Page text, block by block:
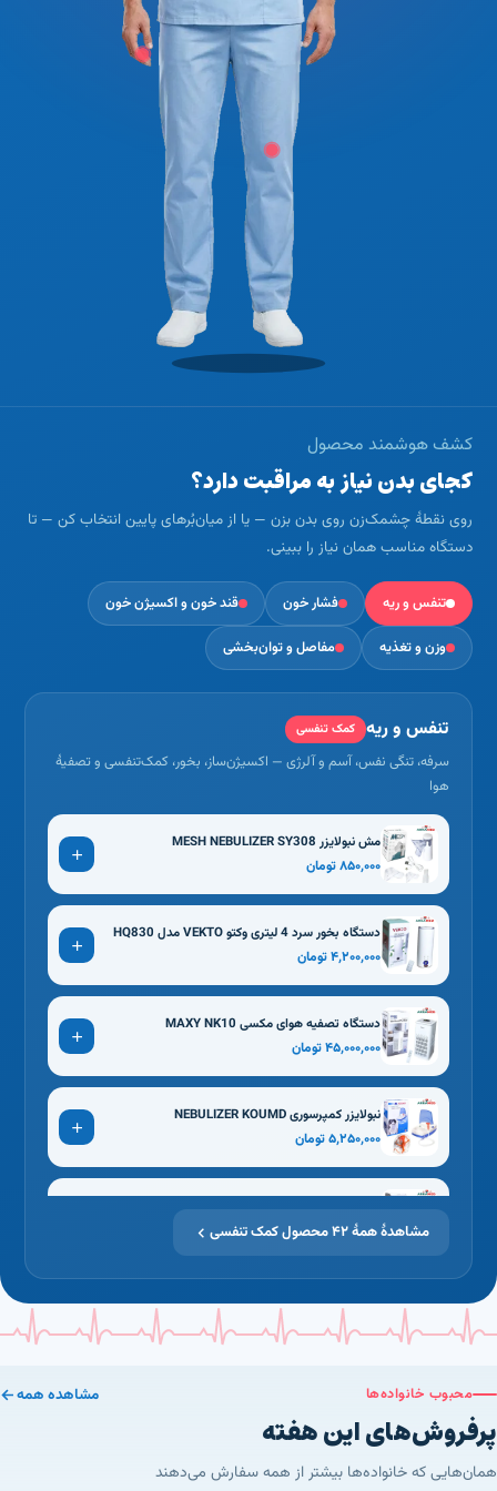
کشف هوشمند محصول
کجای بدن نیاز به مراقبت دارد؟
روی نقطهٔ چشمک‌زن روی بدن بزن — یا از میان‌بُرهای پایین انتخاب کن — تا
دستگاه مناسب همان نیاز را ببینی.
تنفس و ریه فشار خون
قند خون و اکسیژن خون
وزن و تغذیه
مفاصل و توان‌بخشی
تنفس و ریه کمک تنفسی
سرفه، تنگی نفس، آسم و آلرژی — اکسیژن‌ساز، بخور، کمک‌تنفسی و تصفیهٔ
هوا
مش نبولایزر MESH NEBULIZER SY308
۸۵۰٬۰۰۰ تومان
دستگاه بخور سرد 4 لیتری وکتو VEKTO مدل HQ830
۴٬۲۰۰٬۰۰۰ تومان
دستگاه تصفیه هوای مکسی MAXY NK10
۴۵٬۰۰۰٬۰۰۰ تومان
نبولایزر کمپرسوری NEBULIZER KOUMD
۵٬۲۵۰٬۰۰۰ تومان
دستگاه بخور سرد فرش لایف مدل H5
۵٬۲۰۰٬۰۰۰ تومان
۲٬۹۰۰٬۰۰۰ تومان
دستگاه بخور سرد فرش لایف مدل C8 Pro
دستگاه بخور سرد فرش لایف مدل C7 Pro
مشاهدهٔ همهٔ ۴۲ محصول کمک تنفسی
محبوب خانواده‌ها
پرفروش‌های این هفته
همان‌هایی که خانواده‌ها بیشتر از همه سفارش می‌دهند
مشاهده همه